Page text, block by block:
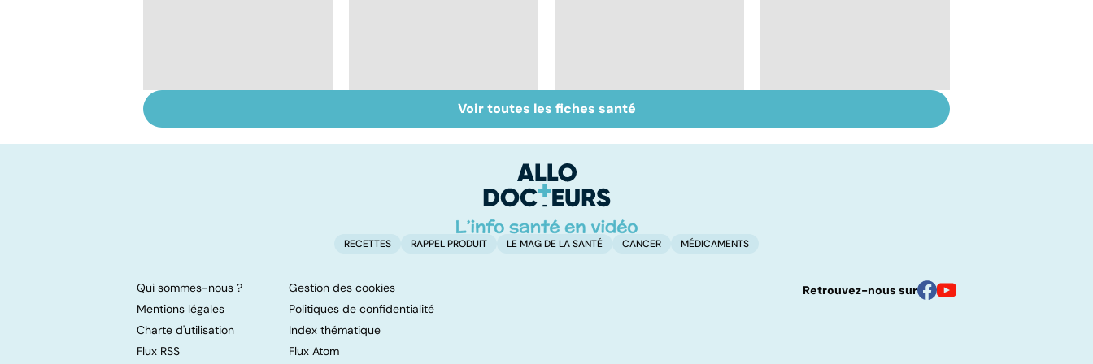
glycémique ?
Tout savoir sur les
infections
Inflammation des
amygdales : que faire
passage à l'acte
Voir toutes les fiches santé
RECETTES RAPPEL PRODUIT LE MAG DE LA SANTÉ CANCER MÉDICAMENTS
Qui sommes-nous ?
Gestion des cookies
Mentions légales
Politiques de confidentialité
Charte d'utilisation
Index thématique
Flux RSS
Flux Atom
Retrouvez-nous sur